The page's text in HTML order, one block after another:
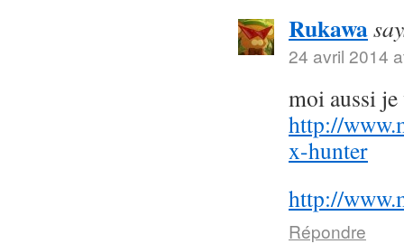
Rukawa
24 avril 2014
moi aussi
http://
x-hunter
http://
Répondre